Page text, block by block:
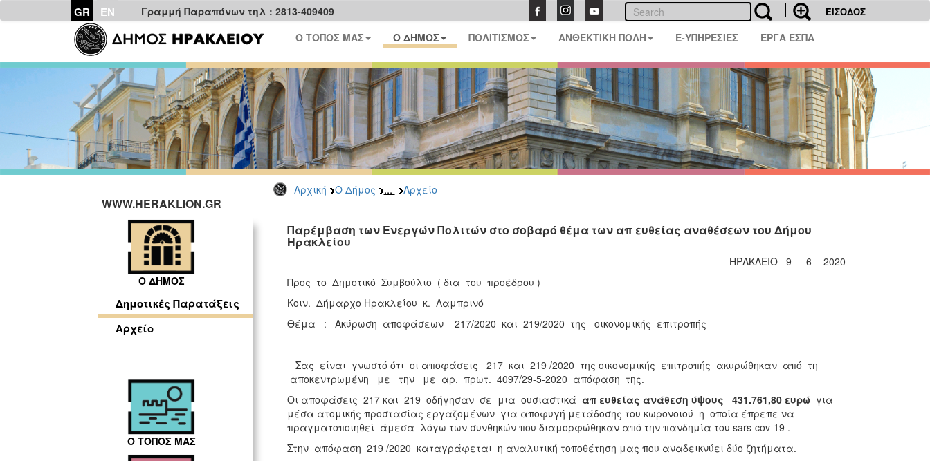
GR EN Γραμμή Παραπόνων τηλ : 2813-409409 ΕΙΣΟΔΟΣ
Ο ΤΟΠΟΣ ΜΑΣ Ο ΔΗΜΟΣ ΠΟΛΙΤΙΣΜΟΣ ΑΝΘΕΚΤΙΚΗ ΠΟΛΗ E-ΥΠΗΡΕΣΙΕΣ ΕΡΓΑ ΕΣΠΑ
Αρχική Ο Δήμος ... Αρχείο
WWW.HERAKLION.GR
Ο ΔΗΜΟΣ
Δημοτικές Παρατάξεις
Αρχείο
Ο ΤΟΠΟΣ ΜΑΣ
Παρέμβαση των Ενεργών Πολιτών στο σοβαρό θέμα των απ ευθείας αναθέσεων του Δήμου
Ηρακλείου
ΗΡΑΚΛΕΙΟ 9 - 6 - 2020
Προς το Δημοτικό Συμβούλιο ( δια του προέδρου )
Κοιν. Δήμαρχο Ηρακλείου κ. Λαμπρινό
Θέμα : Ακύρωση αποφάσεων 217/2020 και 219/2020 της οικονομικής επιτροπής
Σας είναι γνωστό ότι οι αποφάσεις 217 και 219 /2020 της οικονομικής επιτροπής ακυρώθηκαν από τη
αποκεντρωμένη με την με αρ. πρωτ. 4097/29-5-2020 απόφαση της.
Οι αποφάσεις 217 και 219 οδήγησαν σε μια ουσιαστικά απ ευθείας ανάθεση ύψους 431.761,80 ευρώγια
μέσα ατομικής προστασίας εργαζομένων για αποφυγή μετάδοσης του κωρονοιού η οποία έπρεπε να
πραγματοποιηθεί άμεσα λόγω των συνθηκών που διαμορφώθηκαν από την πανδημία του sars-cov-19 .
Στην απόφαση 219 /2020 καταγράφεται η αναλυτική τοποθέτηση μας που αναδεικνύει δύο ζητήματα.